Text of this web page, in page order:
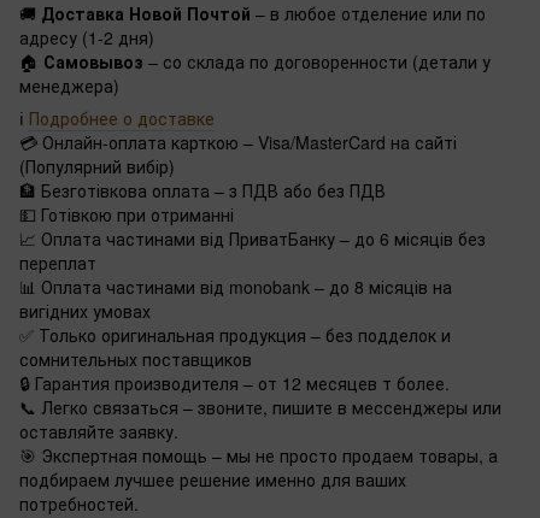
🚚 Доставка Новой Почтой – в любое отделение или по
адресу (1-2 дня)
🏠 Самовывоз – со склада по договоренности (детали у
менеджера)
ℹ️ Подробнее о доставке
💳 Онлайн-оплата карткою – Visa/MasterCard на сайті
(Популярний вибір)
🏦 Безготівкова оплата – з ПДВ або без ПДВ
💵 Готівкою при отриманні
📈 Оплата частинами від ПриватБанку – до 6 місяців без
переплат
📊 Оплата частинами від monobank – до 8 місяців на
вигідних умовах
✅ Только оригинальная продукция – без подделок и
сомнительных поставщиков
🔒 Гарантия производителя – от 12 месяцев т более.
📞 Легко связаться – звоните, пишите в мессенджеры или
оставляйте заявку.
🎯 Экспертная помощь – мы не просто продаем товары, а
подбираем лучшее решение именно для ваших
потребностей.